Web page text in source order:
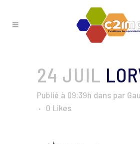
24 JUIL
Publié à 09:39h dans par
0 Likes